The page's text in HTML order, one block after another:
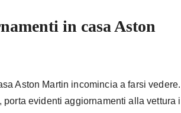
in casa Aston
Aston Martin incomincia a farsi
evidenti aggiornamenti alla vettura